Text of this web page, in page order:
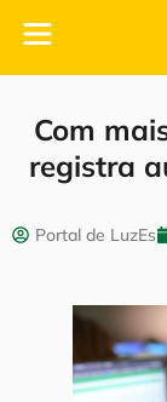
Com
registra
Portal de LuzEs